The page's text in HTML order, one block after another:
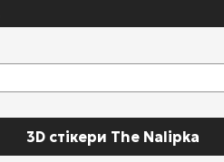
3D стікери The Nalipka